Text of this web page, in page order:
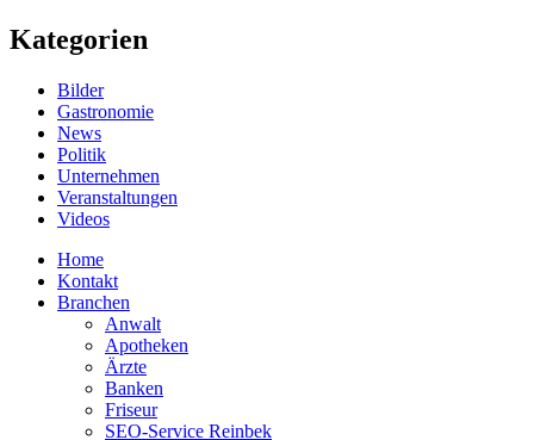
Kategorien
Bilder
Gastronomie
News
Politik
Unternehmen
Veranstaltungen
Videos
Home
Kontakt
Branchen
Anwalt
Apotheken
Ärzte
Banken
Friseur
SEO-Service Reinbek